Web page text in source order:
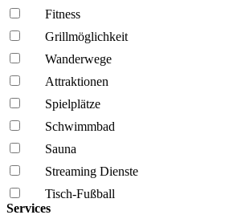
Fitness
Grillmöglich­keit
Wanderwege
Attraktionen
Spielplätze
Schwimmbad
Sauna
Streaming Dienste
Tisch-Fußball
Services